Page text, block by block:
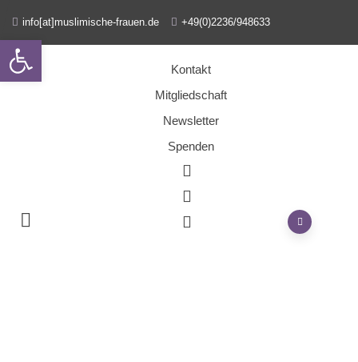
info[at]muslimische-frauen.de +49(0)2236/948633
Kontakt
Mitgliedschaft
Newsletter
Spenden
Open toolbar